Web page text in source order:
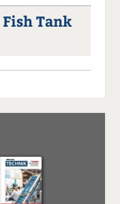
Tank